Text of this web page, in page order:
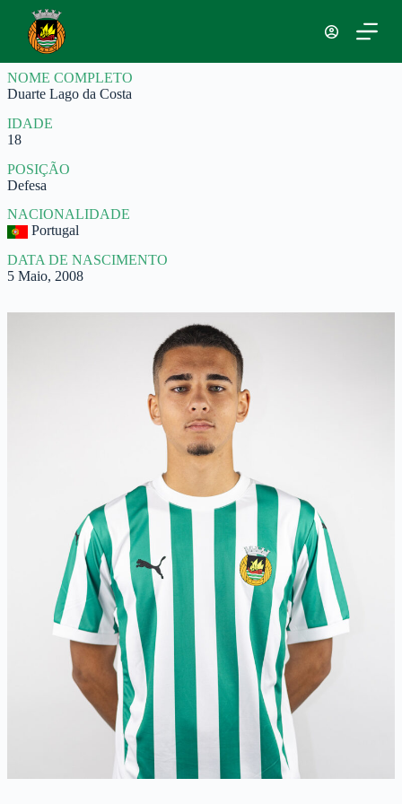
a
r
p
r
a
o
c
o
n
t
e
ú
d
NOME COMPLETO
Duarte Lago da Costa
IDADE
18
POSIÇÃO
Defesa
NACIONALIDADE
Portugal
DATA DE NASCIMENTO
5 Maio, 2008